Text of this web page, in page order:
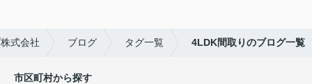
式会社 ブログ タグ一覧 4LDK間取りのブログ一覧
市区町村から探す